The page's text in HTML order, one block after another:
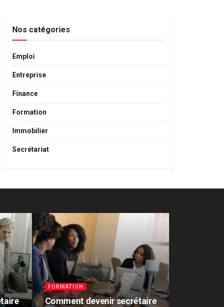
Nos catégories
Emploi
Entreprise
Finance
Formation
Immobilier
Secrétariat
FORMATION
Comment devenir secrétaire